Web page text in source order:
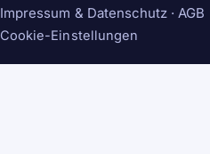
Impressum & Datenschutz · AGB
Cookie-Einstellungen